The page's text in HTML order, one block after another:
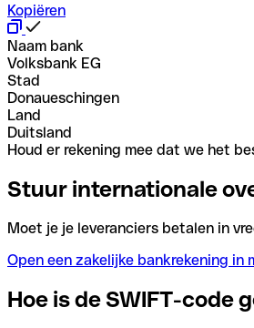
Kopiëren
Naam bank
Volksbank EG
Stad
Donaueschingen
Land
Duitsland
Houd er rekening mee dat we het
Stuur internationale
Moet je je leveranciers betalen in
Open een zakelijke bankrekening in
Hoe is de SWIFT-code